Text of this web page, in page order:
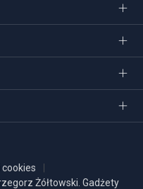
Żółtowski. Gadżety